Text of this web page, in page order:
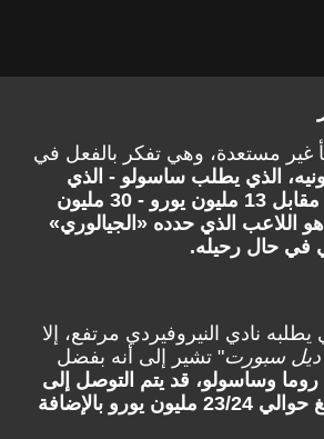
غير مستعدة، وهي تفكر بالفعل في
الذي يطلب ساسولو - الذي
اشتراه من مرسيليا مقابل 13 مليون يورو - 30 مليون
هو اللاعب الذي حدده «الجيالوري»
في حال رحيله.
نادي النيروفيردي مرتفع، إلا
ديل سبورت" تشير إلى أنه بفضل
روما وساسولو، قد يتم التوصل إلى
اتفاق بمبلغ أقل، يبلغ حوالي 23/24 مليون يورو بالإضافة